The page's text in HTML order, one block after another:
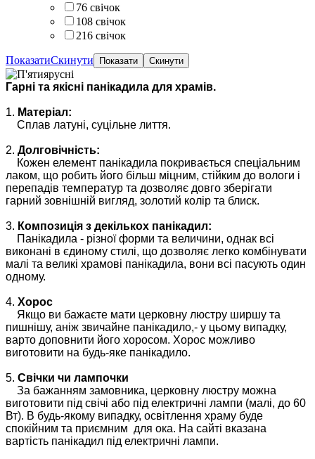
76 свічок
108 свічок
216 свічок
ПоказатиСкинути
Гарні та якісні панікадила для храмів.
1. Матеріал:
Сплав латуні, суцільне лиття.
2. Долговічність:
Кожен елемент панікадила покривається спеціальним
лаком, що робить його більш міцним, стійким до вологи і
перепадів температур та дозволяє довго зберігати
гарний зовнішній вигляд, золотий колір та блиск.
3. Композиція з декількох панікадил:
Панікадила - різної форми та величини, однак всі
виконані в єдиному стилі, що дозволяє легко комбінувати
малі та великі храмові панікадила, вони всі пасують один
одному.
4. Хорос
Якщо ви бажаєте мати церковну люстру ширшу та
пишнішу, аніж звичайне панікадило,- у цьому випадку,
варто доповнити його хоросом. Хорос можливо
виготовити на будь-яке панікадило.
5. Свічки чи лампочки
За бажанням замовника, церковну люстру можна
виготовити під свічі або під електричні лампи (малі, до 60
Вт). В будь-якому випадку, освітлення храму буде
спокійним та приємним для ока. На сайті вказана
вартість панікадил під електричні лампи.